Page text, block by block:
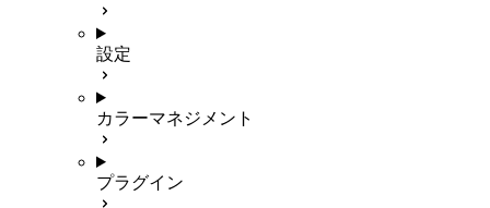
設定
カラーマネジメント
プラグイン